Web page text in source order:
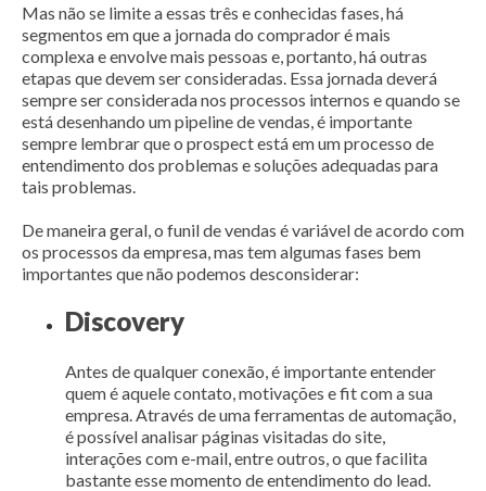
Mas não se limite a essas três e conhecidas fases, há
segmentos em que a jornada do comprador é mais
complexa e envolve mais pessoas e, portanto, há outras
etapas que devem ser consideradas. Essa jornada deverá
sempre ser considerada nos processos internos e quando se
está desenhando um pipeline de vendas, é importante
sempre lembrar que o prospect está em um processo de
entendimento dos problemas e soluções adequadas para
tais problemas.
De maneira geral, o funil de vendas é variável de acordo com
os processos da empresa, mas tem algumas fases bem
importantes que não podemos desconsiderar:
Discovery
Antes de qualquer conexão, é importante entender
quem é aquele contato, motivações e fit com a sua
empresa. Através de umaferramentas de automação,
é possível analisar páginas visitadas do site,
interações com e-mail, entre outros, o que facilita
bastante esse momento de entendimento do lead.